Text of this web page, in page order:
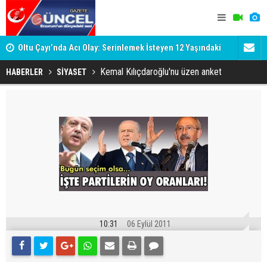
Oltu Çayı’nda Acı Olay: Serinlemek İsteyen 12 Yaşındaki
Ertuğrul Hayatını Kaybetti
Trabzon
HABERLER SİYASET Kemal Kılıçdaroğlu'nu üzen anket
10:31 06 Eylül 2011